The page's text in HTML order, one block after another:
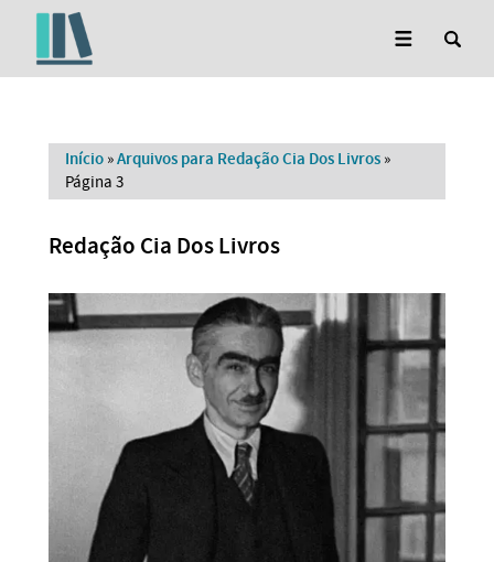
Início »Arquivos para Redação Cia Dos Livros »
Página 3
Redação Cia Dos Livros